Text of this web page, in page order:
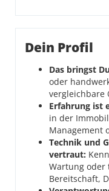
Dein Profil
Das bringst
oder
vergleichbare
Erfahrung ist
in der
Management
Technik und
vertraut:
Wartung oder
Bereitschaft,